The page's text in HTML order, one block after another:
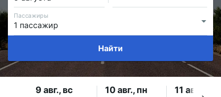
Пассажиры
Найти
9 авг., вс 10 авг., пн 11 авг., вт